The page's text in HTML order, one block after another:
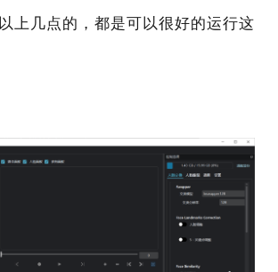
上几点的，都是可以很好的运行这